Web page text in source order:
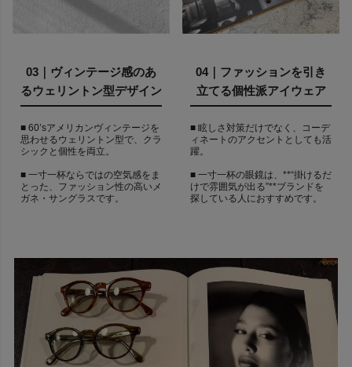
03｜ヴィンテージ感のあ
るウェリントン型デザイン
■ 60’sアメリカンヴィンテージを
思わせるウェリントン型で、クラ
シックと個性を両立。
■ 一寸一杯ならではの空気感をま
とった、ファッション性の高いメ
ガネ・サングラスです。
04｜ファッションを引き
立てる個性派アイウェア
■ 眩しさ対策だけでなく、コーデ
ィネートのアクセントとしても活
躍。
■ 一寸一杯の眼鏡は、**“掛けるだ
けで雰囲気が出る”**ブランドを
探している人におすすめです。